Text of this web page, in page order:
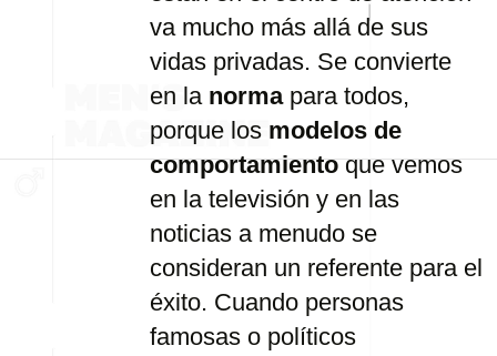
va mucho más allá de sus
vidas privadas. Se convierte
en la norma para todos,
porque los modelos de
comportamiento quevemos
en la televisión y en las
noticias a menudo se
consideran un referente para el
éxito. Cuando personas
famosas o políticos